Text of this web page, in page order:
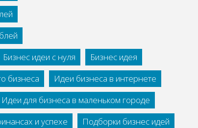
Бизнес идеи с нуля
Бизнес идея
бизнеса
Идеи бизнеса в интернете
Идеи для бизнеса в маленьком городе
и успехе
Подборки бизнес идей